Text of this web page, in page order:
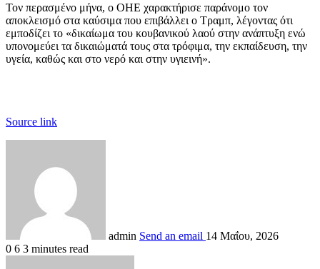
Τον περασμένο μήνα, ο ΟΗΕ χαρακτήρισε παράνομο τον
αποκλεισμό στα καύσιμα που επιβάλλει ο Τραμπ, λέγοντας ότι
εμποδίζει το «δικαίωμα του κουβανικού λαού στην ανάπτυξη ενώ
υπονομεύει τα δικαιώματά τους στα τρόφιμα, την εκπαίδευση, την
υγεία, καθώς και στο νερό και στην υγιεινή».
Source link
admin Send an email 14 Μαΐου, 2026
0 6 3 minutes read